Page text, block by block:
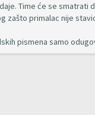
Time će se smatrati
zašto primalac nije
pismena samo